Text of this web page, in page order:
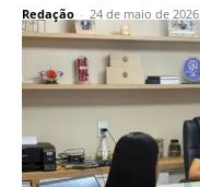
Redação - 24 de maio de 2026